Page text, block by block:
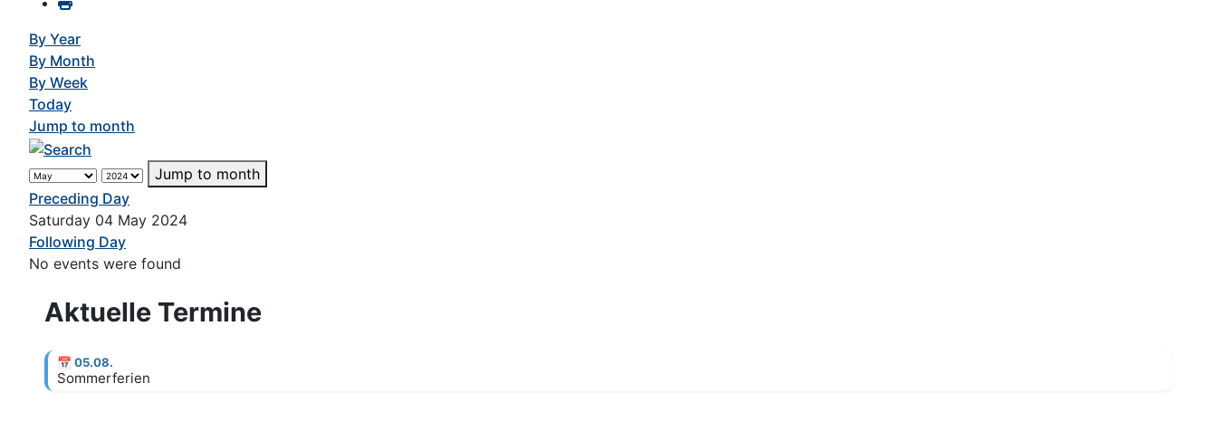
By Year
By Month
By Week
Today
Jump to month
Jump to month
Preceding Day
Saturday 04 May 2024
Following Day
No events were found
Aktuelle Termine
📅 05.08.
Sommerferien